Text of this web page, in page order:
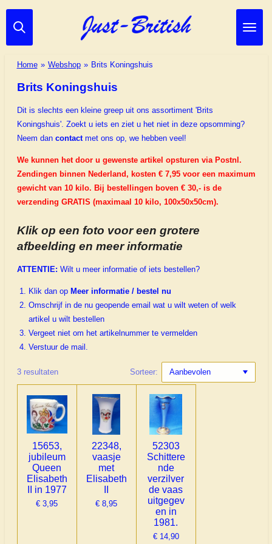
Ga
direct
hoofdinhoud
Home » Webshop » Brits Koningshuis
Brits Koningshuis
Dit is slechts een kleine greep uit ons assortiment 'Brits
Koningshuis'. Zoekt u iets en ziet u het niet in deze opsomming?
Neem dan contact met ons op, we hebben veel!
We kunnen het door u gewenste artikel opsturen via Postnl.
Zendingen binnen Nederland, kosten € 7,95 voor een maximum
gewicht van 10 kilo. Bij bestellingen boven € 30,- is de
verzending GRATIS (maximaal 10 kilo, 100x50x50cm).
Klik op een foto voor een grotere
afbeelding en meer informatie
ATTENTIE: Wilt u meer informatie of iets bestellen?
Klik dan op Meer informatie / bestel nu
Omschrijf in de nu geopende email wat u wilt weten of welk
artikel u wilt bestellen
Vergeet niet om het artikelnummer te vermelden
Verstuur de mail.
3 resultaten Sorteer:
15653,
jubileum
Queen
Elisabeth
II in 1977
€ 3,95
22348,
vaasje
met
Elisabeth
€ 8,95
52303
Schittere
nde
verzilver
de vaas
uitgegev
en in
1981.
€ 14,90